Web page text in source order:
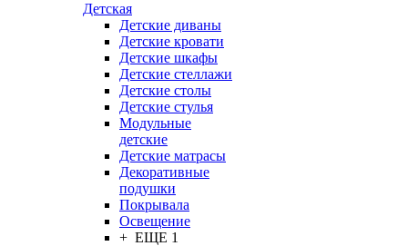
Детская
Детские диваны
Детские кровати
Детские шкафы
Детские стеллажи
Детские столы
Детские стулья
Модульные
детские
Детские матрасы
Декоративные
подушки
Покрывала
Освещение
+ ЕЩЕ 1